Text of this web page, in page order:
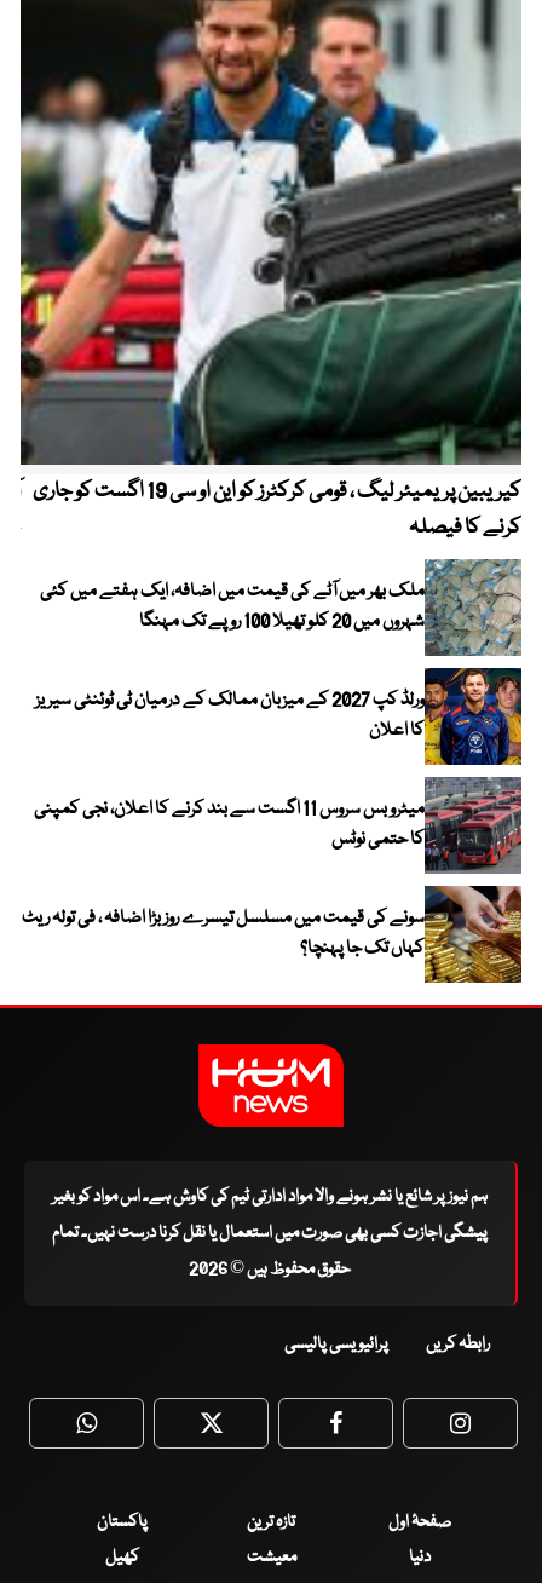
کیریبین پریمیئر لیگ ، قومی کرکٹرز کو این او سی 19 اگست کو جاری
کرنے کا فیصلہ
ملک بھر میں آٹے کی قیمت میں اضافہ، ایک ہفتے میں کئی
شہروں میں 20 کلو تھیلا 100 روپے تک مہنگا
ورلڈ کپ 2027 کے میزبان ممالک کے درمیان ٹی ٹوئنٹی سیریز
کا اعلان
میٹرو بس سروس 11 اگست سے بند کرنے کا اعلان، نجی کمپنی
کا حتمی نوٹس
سونے کی قیمت میں مسلسل تیسرے روز بڑا اضافہ ، فی تولہ ریٹ
کہاں تک جا پہنچا؟
ہم نیوز پر شائع یا نشر ہونے والا مواد ادارتی ٹیم کی کاوش ہے۔ اس مواد کو بغیر
پیشگی اجازت کسی بھی صورت میں استعمال یا نقل کرنا درست نہیں۔ تمام
حقوق محفوظ ہیں © 2026
رابطہ کریں پرائیویسی پالیسی
WhatsApp Twitter Facebook
صفحۂ اول تازہ ترین
پاکستان
دنیا
معیشت
کھیل